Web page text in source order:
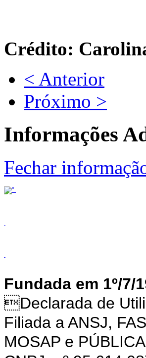
Crédito:
< Anterior
Próximo >
Informações
Fechar
Fundada em 1º/7/
Declarada de
Filiada a ANSJ,
MOSAP e